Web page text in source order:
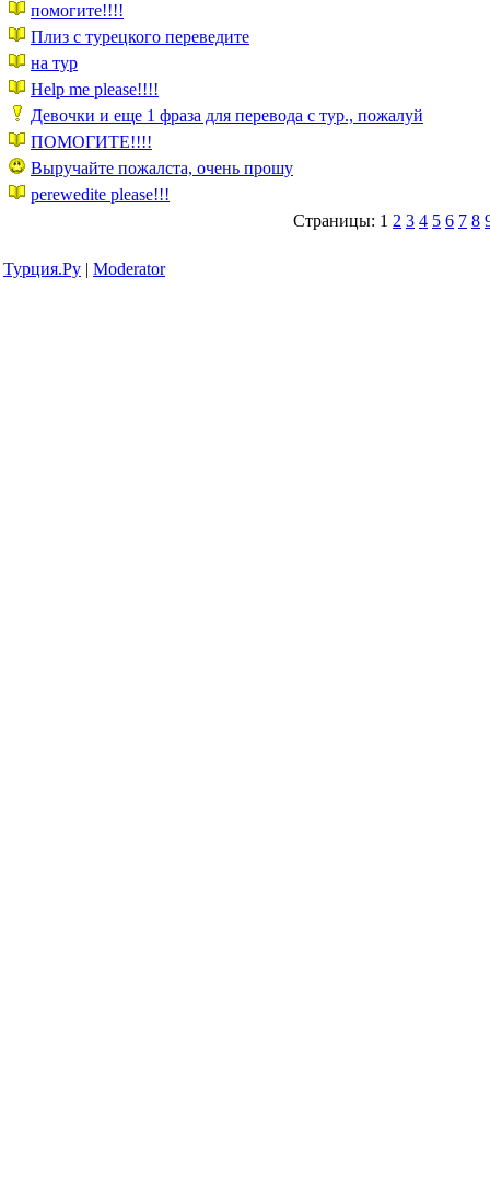
помогите!!!!
Плиз с турецкого переведите
на тур
Help me please!!!!
Девочки и еще 1 фраза для перевода с тур., пожалуй
ПОМОГИТЕ!!!!
Выручайте пожалста, очень прошу
perewedite please!!!
Страницы: 1 2 3 4 5 6 7 8
Турция.Ру | Moderator